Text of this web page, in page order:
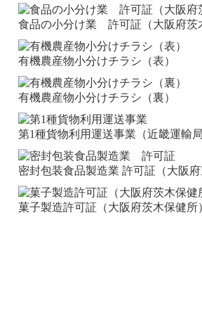
食品の小分け業 許可証（大阪府茨
有機農産物小分けチラシ（表）
有機農産物小分けチラシ（裏）
第1種貨物利用運送事業（近畿運輸局
密封包装食品製造業 許可証（大阪府
菓子製造許可証（大阪府茨木保健所